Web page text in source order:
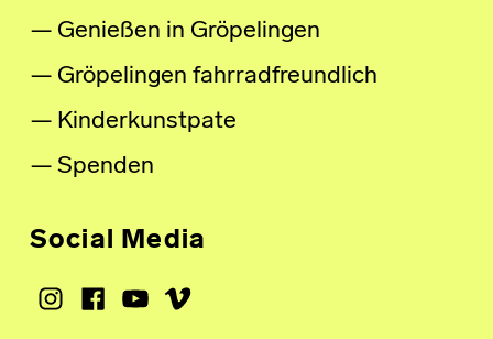
Genießen in Gröpelingen
Gröpelingen fahrradfreundlich
Kinderkunstpate
Spenden
Social Media
Instagram
Facebook
Youtube
Vimeo